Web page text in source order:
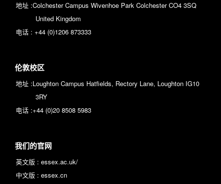
地址 :Colchester Campus Wivenhoe Park Colchester CO4 3SQ
United Kingdom
电话 : +44 (0)1206 873333
伦敦校区
地址 :Loughton Campus Hatfields, Rectory Lane, Loughton IG10
3RY
电话 :+44 (0)20 8508 5983
我们的官网
英文版 : essex.ac.uk/
中文版 : essex.cn